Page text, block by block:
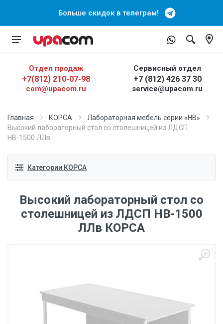
Больше скидок в телеграм!
Отдел продаж
+7(812) 210-07-98
com@upacom.ru
Сервисный отдел
+7 (812) 426 37 30
service@upacom.ru
Главная КОРСА
Лабораторная мебель серии «НВ»
Высокий лабораторный стол со столешницей из ЛДСП
НВ-1500 ЛЛв
Категории КОРСА
Высокий лабораторный стол со
столешницей из ЛДСП НВ-1500
ЛЛв КОРСА